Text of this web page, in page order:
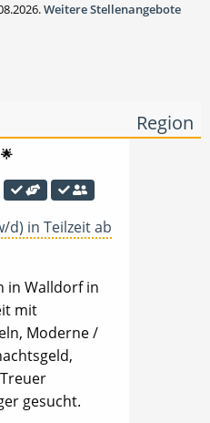
Weitere Stellenangebote
Region
d) in Teilzeit ab
in Walldorf in
mit
Moderne /
gesucht.